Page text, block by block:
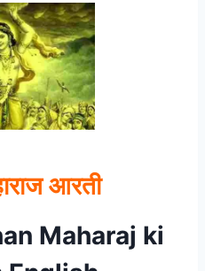
आरती
Maharaj ki